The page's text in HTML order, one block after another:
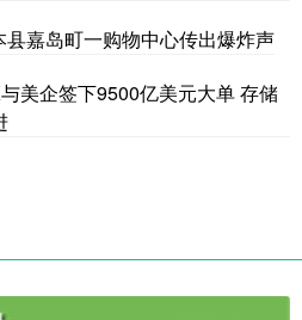
嘉岛町一购物中心传出爆炸声
美企签下9500亿美元大单 存储